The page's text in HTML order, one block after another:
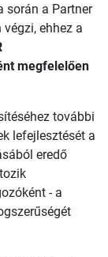
során a Partner
ehhez a
megfelelően
további
lefejlesztését a
eredő
- a